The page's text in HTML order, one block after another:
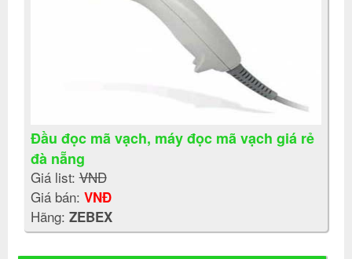
Đầu đọc mã vạch, máy đọc mã vạch giá rẻ
đà nẵng
Giá list:VNĐ
Giá bán: VNĐ
Hãng: ZEBEX